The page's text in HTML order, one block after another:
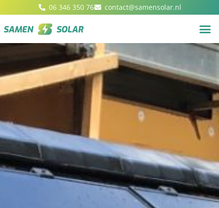
06 346 350 76 contact@samensolar.nl